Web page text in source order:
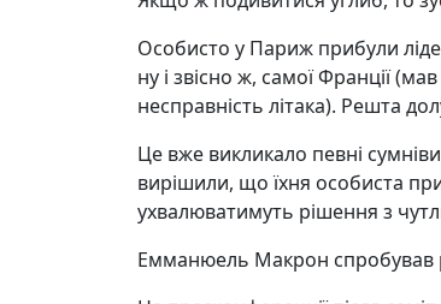
Особисто у Париж прибули
ну і звісно ж, самої Франції
несправність літака). Решта
Це вже викликало певні
вирішили, що їхня особиста
ухвалюватимуть рішення з
Емманюель Макрон спробував